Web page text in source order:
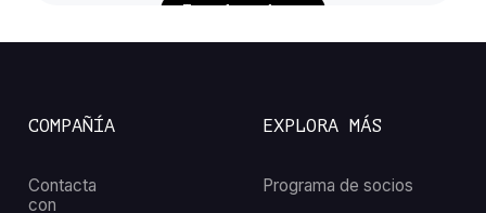
Instalar ahora
COMPAÑÍA
Contacta
con
EXPLORA MÁS
Programa de socios